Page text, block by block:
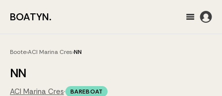
BOATYN.
Boote›ACI Marina Cres›NN
NN
ACI Marina Cres· BAREBOAT